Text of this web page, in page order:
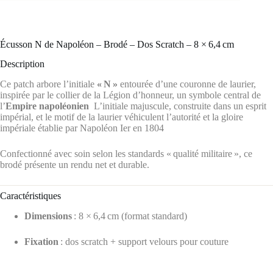
Écusson N de Napoléon – Brodé – Dos Scratch – 8 × 6,4 cm
Description
Ce patch arbore l’initiale « N » entourée d’une couronne de laurier,
inspirée par le collier de la Légion d’honneur, un symbole central de
l’Empire napoléonien L’initiale majuscule, construite dans un esprit
impérial, et le motif de la laurier véhiculent l’autorité et la gloire
impériale établie par Napoléon Ier en 1804
Confectionné avec soin selon les standards « qualité militaire », ce
brodé présente un rendu net et durable.
Caractéristiques
Dimensions : 8 × 6,4 cm (format standard)
Fixation : dos scratch + support velours pour couture